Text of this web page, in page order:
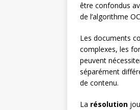
être confondus
de l’algorithme
Les documents
complexes, les
peuvent
séparément
de contenu.
La résolution